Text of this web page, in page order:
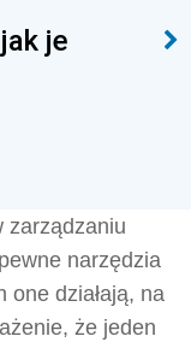
je
zarządzaniu
narzędzia
one działają, na
że jeden